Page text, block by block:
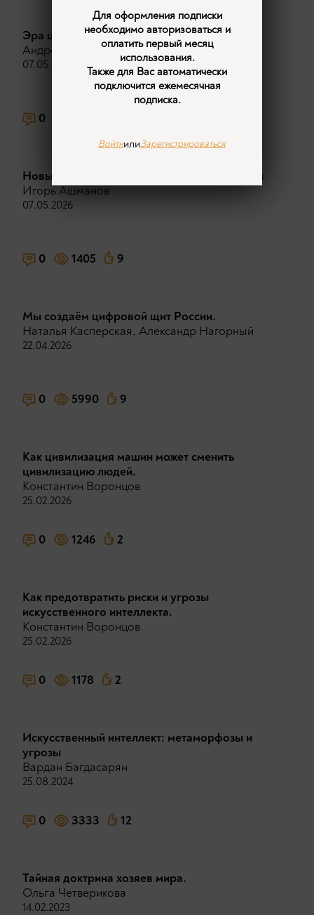
Эра цифры. Каким будет наш мир
Андрей Фефелов
07.05.2026
0
Новый виток цифровой колонизации России
Игорь Ашманов
07.05.2026
0 1405 9
Мы создаём цифровой щит Рoccии.
Наталья Касперская, Александр Нагорный
22.04.2026
0 5990 9
Как цивилизация машин может сменить
цивилизацию людей.
Константин Воронцов
25.02.2026
0 1246 2
Как предотвратить риски и угрозы
искусственного интеллекта.
Константин Воронцов
25.02.2026
0 1178 2
Искусственный интеллект: метаморфозы и
угрозы
Вардан Багдасарян
25.08.2024
0 3333 12
Тайная доктрина хозяев мира.
Ольга Четверикова
14.02.2023
Для оформления подписки
необходимо авторизоваться и
оплатить первый месяц
использования.
Также для Вас автоматически
подключится ежемесячная
подписка.
ВойтиилиЗарегистрироваться